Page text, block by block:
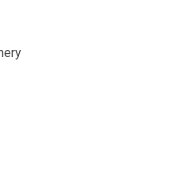
une nouvelle fenêtre)